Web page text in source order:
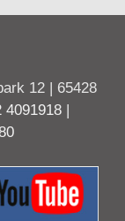
12 | 65428
4091918|